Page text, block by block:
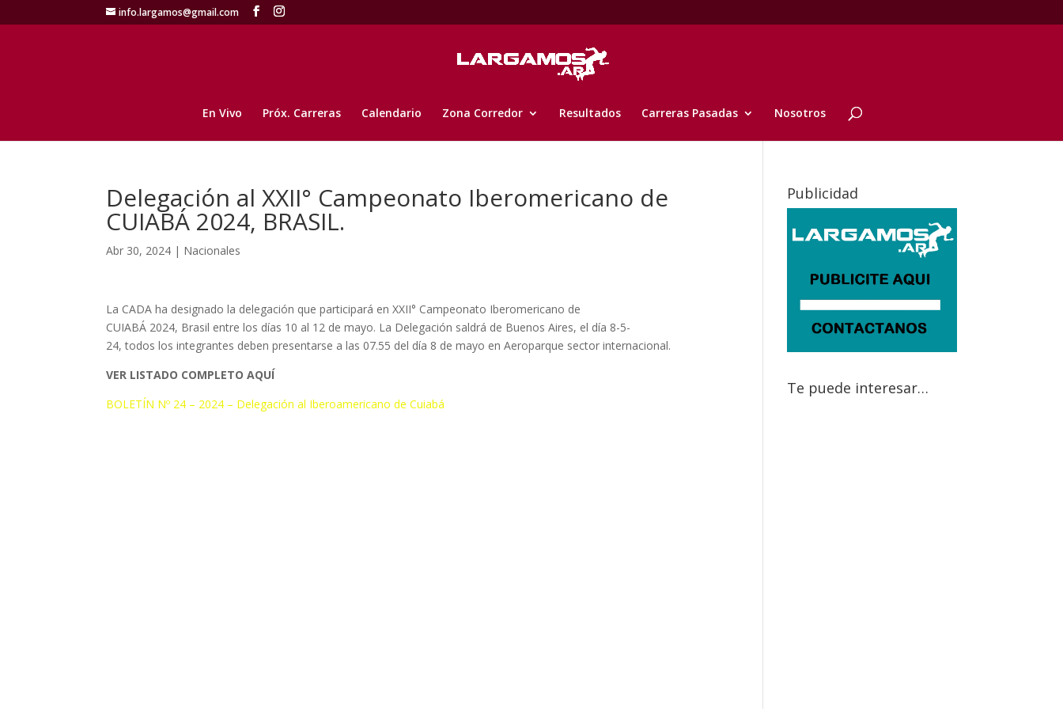
info.largamos@gmail.com
En Vivo Próx. Carreras Calendario Zona Corredor Resultados Carreras Pasadas Nosotros
Delegación al XXII° Campeonato Iberomericano de
CUIABÁ 2024, BRASIL.
Abr 30, 2024 | Nacionales
La CADA ha designado la delegación que participará en XXII° Campeonato Iberomericano de
CUIABÁ 2024, Brasil entre los días 10 al 12 de mayo. La Delegación saldrá de Buenos Aires, el día 8-5-
24, todos los integrantes deben presentarse a las 07.55 del día 8 de mayo en Aeroparque sector internacional.
VER LISTADO COMPLETO AQUÍ
BOLETÍN Nº 24 – 2024 – Delegación al Iberoamericano de Cuiabá
Publicidad
Te puede interesar…